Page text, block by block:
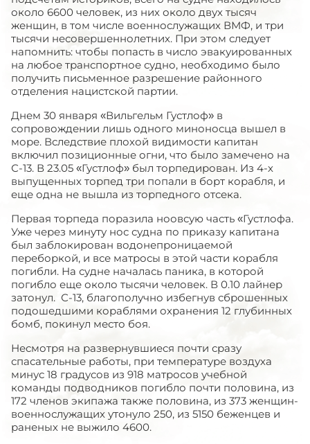
около 6600 человек, из них около двух тысяч
женщин, в том числе военнослужащих ВМФ, и три
тысячи несовершеннолетних. При этом следует
напомнить: чтобы попасть в число эвакуированных
на любое транспортное судно, необходимо было
получить письменное разрешение районного
отделения нацистской партии.
Днем 30 января «Вильгельм Густлоф» в
сопровождении лишь одного миноносца вышел в
море. Вследствие плохой видимости капитан
включил позиционные огни, что было замечено на
С-13. В 23.05 «Густлоф» был торпедирован. Из 4-х
выпущенных торпед три попали в борт корабля, и
еще одна не вышла из торпедного отсека.
Первая торпеда поразила ноовсую часть «Густлофа.
Уже через минуту нос судна по приказу капитана
был заблокирован водонепроницаемой
переборкой, и все матросы в этой части корабля
погибли. На судне началась паника, в которой
погибло еще около тысячи человек. В 0.10 лайнер
затонул. С-13, благополучно избегнув сброшенных
подошедшими кораблями охранения 12 глубинных
бомб, покинул место боя.
Несмотря на развернувшиеся почти сразу
спасательные работы, при температуре воздуха
минус 18 градусов из 918 матросов учебной
команды подводников погибло почти половина, из
172 членов экипажа также половина, из 373 женщин-
военнослужащих утонуло 250, из 5150 беженцев и
раненых не выжило 4600.